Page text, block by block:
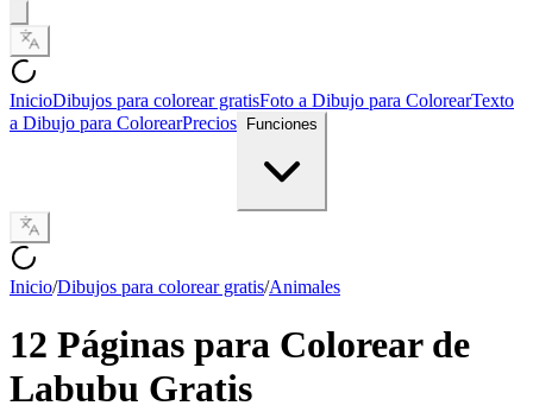
InicioDibujos para colorear gratisFoto a Dibujo para ColorearTexto
a Dibujo para ColorearPrecios Funciones
Inicio/Dibujos para colorear gratis/Animales
12 Páginas para Colorear de
Labubu Gratis